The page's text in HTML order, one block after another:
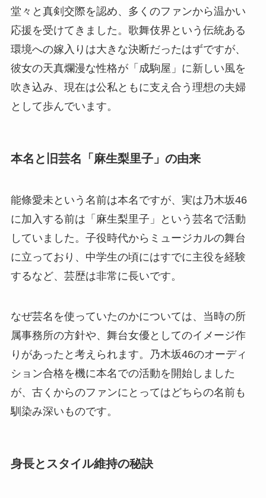
堂々と真剣交際を認め、多くのファンから温かい
応援を受けてきました。歌舞伎界という伝統ある
環境への嫁入りは大きな決断だったはずですが、
彼女の天真爛漫な性格が「成駒屋」に新しい風を
吹き込み、現在は公私ともに支え合う理想の夫婦
として歩んでいます。
本名と旧芸名「麻生梨里子」の由来
能條愛未という名前は本名ですが、実は乃木坂46
に加入する前は「麻生梨里子」という芸名で活動
していました。子役時代からミュージカルの舞台
に立っており、中学生の頃にはすでに主役を経験
するなど、芸歴は非常に長いです。
なぜ芸名を使っていたのかについては、当時の所
属事務所の方針や、舞台女優としてのイメージ作
りがあったと考えられます。乃木坂46のオーディ
ション合格を機に本名での活動を開始しました
が、古くからのファンにとってはどちらの名前も
馴染み深いものです。
身長とスタイル維持の秘訣